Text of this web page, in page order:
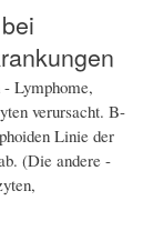
Lymphome,
verursacht. B-
Linie der
(Die andere -